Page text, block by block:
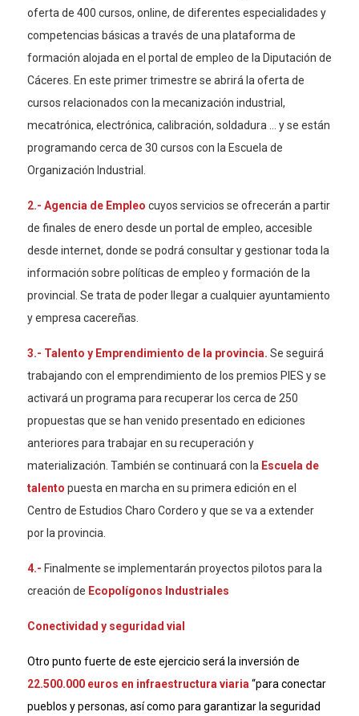
oferta de 400 cursos, online, de diferentes especialidades y
competencias básicas a través de una plataforma de
formación alojada en el portal de empleo de la Diputación de
Cáceres. En este primer trimestre se abrirá la oferta de
cursos relacionados con la mecanización industrial,
mecatrónica, electrónica, calibración, soldadura … y se están
programando cerca de 30 cursos con la Escuela de
Organización Industrial.
2.- Agencia de Empleo cuyos servicios se ofrecerán a partir
de finales de enero desde un portal de empleo, accesible
desde internet, donde se podrá consultar y gestionar toda la
información sobre políticas de empleo y formación de la
provincial. Se trata de poder llegar a cualquier ayuntamiento
y empresa cacereñas.
3.- Talento y Emprendimiento de la provincia. Se seguirá
trabajando con el emprendimiento de los premios PIES y se
activará un programa para recuperar los cerca de 250
propuestas que se han venido presentado en ediciones
anteriores para trabajar en su recuperación y
materialización. También se continuará con la Escuela de
talento puesta en marcha en su primera edición en el
Centro de Estudios Charo Cordero y que se va a extender
por la provincia.
4.- Finalmente se implementarán proyectos pilotos para la
creación de Ecopolígonos Industriales
Conectividad y seguridad vial
Otro punto fuerte de este ejercicio será la inversión de
22.500.000 euros en infraestructura viaria“para conectar
pueblos y personas, así como para garantizar la seguridad